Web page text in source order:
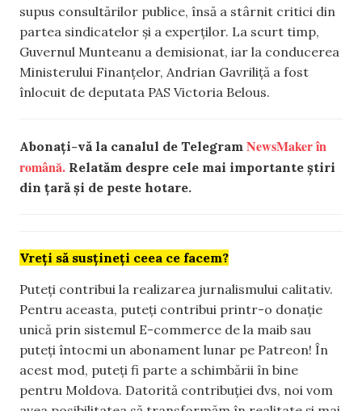
supus consultărilor publice, însă a stârnit critici din
partea sindicatelor și a experților. La scurt timp,
Guvernul Munteanu a demisionat, iar la conducerea
Ministerului Finanțelor, Andrian Gavriliță a fost
înlocuit de deputata PAS Victoria Belous.
Abonați-vă la canalul de Telegram NewsMaker în
română. Relatăm despre cele mai importante știri
din țară și de peste hotare.
Vreți să susțineți ceea ce facem?
Puteți contribui la realizarea jurnalismului calitativ.
Pentru aceasta, puteți contribui printr-o donație
unică prin sistemul E-commerce de la maib sau
puteți întocmi un abonament lunar pe Patreon! În
acest mod, puteți fi parte a schimbării în bine
pentru Moldova. Datorită contribuției dvs, noi vom